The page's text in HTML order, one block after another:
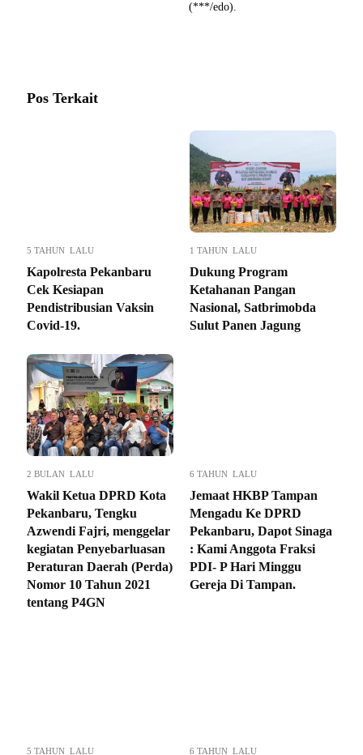
(***/edo).
Pos Terkait
5 TAHUN LALU
Kapolresta Pekanbaru
Cek Kesiapan
Pendistribusian Vaksin
Covid-19.
1 TAHUN LALU
Dukung Program
Ketahanan Pangan
Nasional, Satbrimobda
Sulut Panen Jagung
2 BULAN LALU
Wakil Ketua DPRD Kota
Pekanbaru, Tengku
Azwendi Fajri, menggelar
kegiatan Penyebarluasan
Peraturan Daerah (Perda)
Nomor 10 Tahun 2021
tentang P4GN
6 TAHUN LALU
Jemaat HKBP Tampan
Mengadu Ke DPRD
Pekanbaru, Dapot Sinaga
: Kami Anggota Fraksi
PDI- P Hari Minggu
Gereja Di Tampan.
5 TAHUN LALU 6 TAHUN LALU